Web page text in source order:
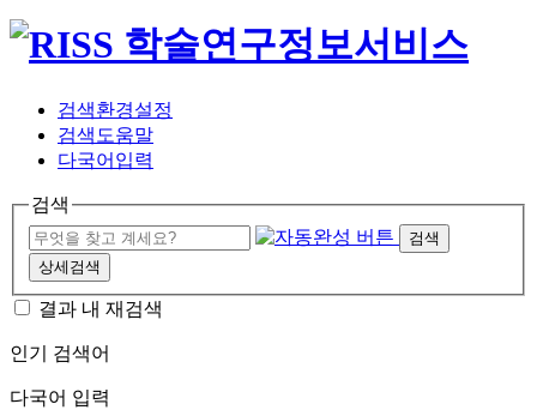
검색환경설정
검색도움말
다국어입력
검색
검색
상세검색
결과 내 재검색
인기 검색어
다국어 입력